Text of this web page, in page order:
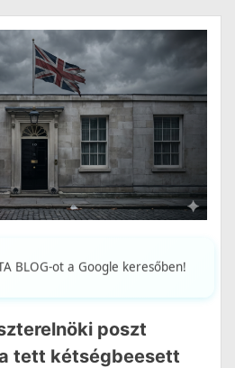
BLOG-ot a Google keresőben!
poszt
tett kétségbeesett